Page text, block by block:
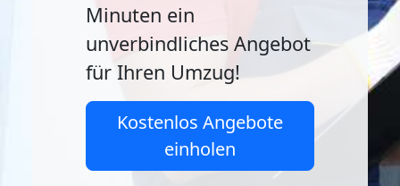
Minuten ein
unverbindliches Angebot
für Ihren Umzug!
Kostenlos Angebote
einholen